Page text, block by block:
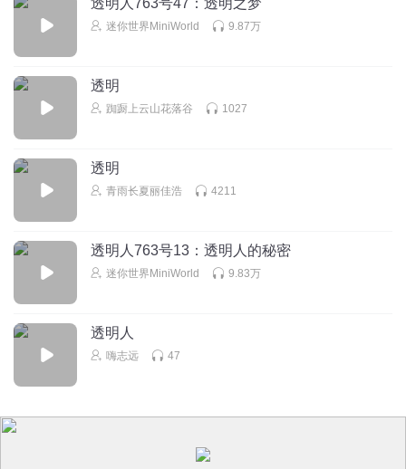
迷你世界MiniWorld 9.87万
透明
踟蹰上云山花落谷 1027
透明
青雨长夏丽佳浩 4211
透明人763号13：透明人的秘密
迷你世界MiniWorld 9.83万
透明人
嗨志远 47